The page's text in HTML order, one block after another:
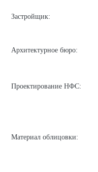
Застройщик:
Архитектурное бюро:
Проектирование НФС:
Материал облицовки: